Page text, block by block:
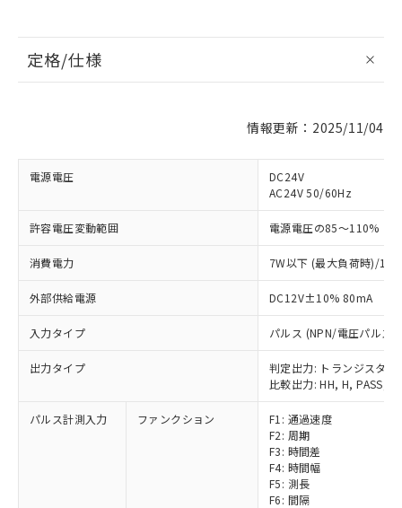
定格/仕様
情報更新：2025/11/04
電源電圧
DC24V
AC24V 50/60Hz
許容電圧変動範囲 電源電圧の85～110%
消費電力 7W以下 (最大負荷時)/
外部供給電源 DC12V±10% 80mA
入力タイプ パルス (NPN/電圧パルス)
出力タイプ
判定出力: トランジスタ
比較出力: HH, H, PASS, L,
パルス計測入力 ファンクション
F1: 通過速度
F2: 周期
F3: 時間差
F4: 時間幅
F5: 測長
F6: 間隔